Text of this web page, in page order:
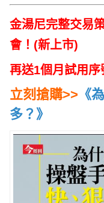
金湯尼完整交易
會！(新上市)
再送1個月試用
立刻搶購>> 《
多？》